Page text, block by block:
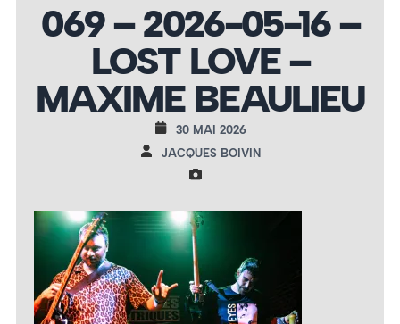
069 – 2026-05-16 –
LOST LOVE –
MAXIME BEAULIEU
30 MAI 2026
JACQUES BOIVIN